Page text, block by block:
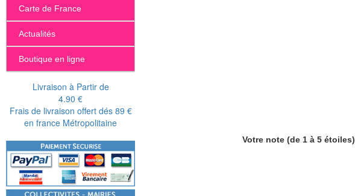
Carte de France
Actualités
Boutique en ligne
Livraison à Partir de
4.90 €
Frais de livraison offert dés 89 €
en france Métropolitaine
Votre note (de 1 à 5 étoiles)